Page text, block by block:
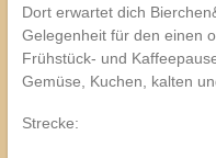
Dort erwartet dich
Gelegenheit für den einen
Frühstück- und
Gemüse, Kuchen, kalten
Strecke: